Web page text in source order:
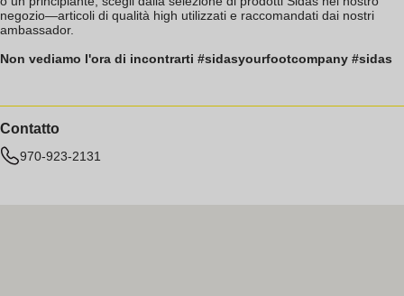
negozio—articoli di qualità high utilizzati e raccomandati dai nostri
ambassador.
Non vediamo l'ora di incontrarti #sidasyourfootcompany #sidas
Contatto
970-923-2131